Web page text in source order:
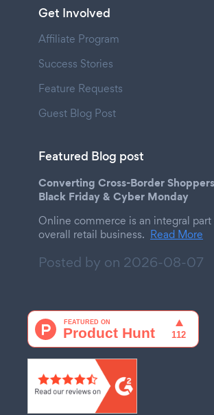
Get Involved
Affiliate Program
Success Stories
Feature Requests
Guest Blog Post
Featured Blog post
Converting Cross-Border
Black Friday & Cyber Monday
Online commerce is an integral
overall retail business. Read More
Posted by on 2026-08-07